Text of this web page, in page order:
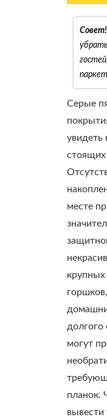
Совет!
Серые
увидеть
стоящих
месте
крупных
долгого
могут
планок.
вывести